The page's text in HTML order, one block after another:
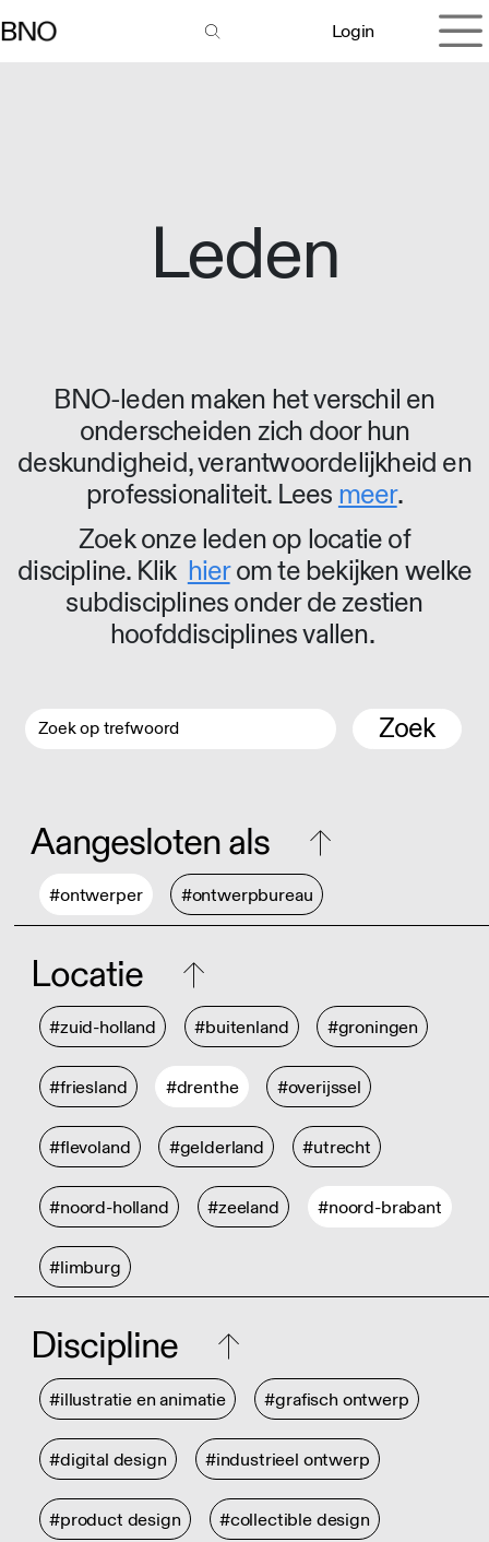
Login
Leden
BNO-leden maken het verschil en
onderscheiden zich door hun
deskundigheid, verantwoordelijkheid en
professionaliteit. Lees meer.
Zoek onze leden op locatie of
discipline. Klik hierom te bekijken welke
subdisciplines onder de zestien
hoofddisciplines vallen.
Zoek
Aangesloten als
#ontwerper #ontwerpbureau
Locatie
#zuid-holland #buitenland #groningen
#friesland #drenthe #overijssel
#flevoland #gelderland #utrecht
#noord-holland #zeeland #noord-brabant
#limburg
Discipline
#illustratie en animatie #grafisch ontwerp
#digital design #industrieel ontwerp
#product design #collectible design